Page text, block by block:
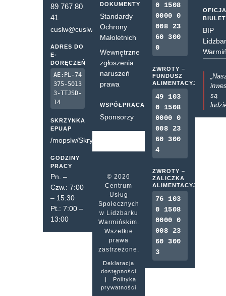
89 767 80
41
cuslw@cuslw.pl
ADRES DO
E-
DORĘCZEŃ
AE:PL-74
375-5013
3-TTJSD-
14
SKRZYNKA
EPUAP
/mopslw/SkrytkaESP
GODZINY
PRACY
Pn. –
Czw.: 7:00
– 15:30
Pt.: 7:00 –
13:00
DOKUMENTY
Standardy
Ochrony
Małoletnich
Wewnętrzne
zgłoszenia
naruszeń
prawa
WSPÓŁPRACA
Sponsorzy
© 2026
Centrum
Usług
Społecznych
w Lidzbarku
Warmińskim.
Wszelkie
prawa
zastrzeżone.
Deklaracja
dostępności
|
Polityka
prywatności
0 1508
0000 0
008 23
60 300
0
ZWROTY –
FUNDUSZ
ALIMENTACYJNY
49 103
0 1508
0000 0
008 23
60 300
4
ZWROTY –
ZALICZKA
ALIMENTACYJNA
76 103
0 1508
0000 0
008 23
60 300
3
BIP
są